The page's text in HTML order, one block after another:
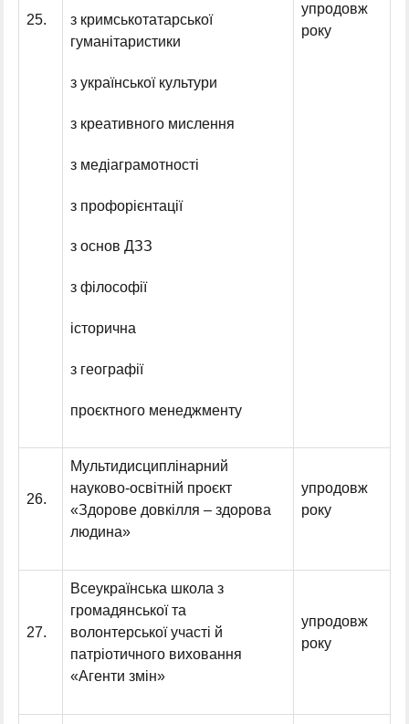
25.
з кримськотатарської
гуманітаристики
з української культури
з креативного мислення
з медіаграмотності
з профорієнтації
з основ ДЗЗ
з філософії
історична
з географії
проєктного менеджменту
упродовж
року
26.
Мультидисциплінарний
науково-освітній проєкт
«Здорове довкілля – здорова
людина»
упродовж
року
27.
Всеукраїнська школа з
громадянської та
волонтерської участі й
патріотичного виховання
«Агенти змін»
упродовж
року